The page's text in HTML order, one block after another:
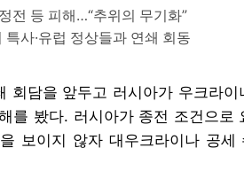
전 등 피해…“추위의 무기화”
사·유럽 정상들과 연쇄 회동
회담을 앞두고 러시아가 우크라이
를 봤다. 러시아가 종전 조건으로
보이지 않자 대우크라이나 공세